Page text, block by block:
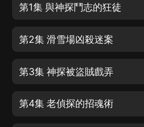
第1集 與神探鬥志的狂徒
第2集 滑雪場凶殺迷案
第3集 神探被盜賊戲弄
第4集 老偵探的招魂術